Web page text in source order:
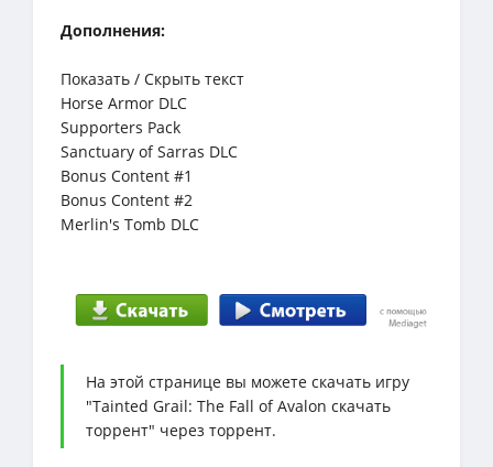
Дополнения:
Показать / Скрыть текст
Horse Armor DLC
Supporters Pack
Sanctuary of Sarras DLC
Bonus Content #1
Bonus Content #2
Merlin's Tomb DLC
На этой странице вы можете скачать игру
"Tainted Grail: The Fall of Avalon скачать
торрент" через торрент.